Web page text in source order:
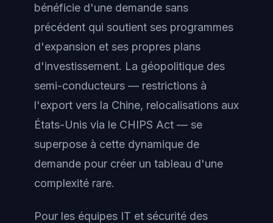
bénéficie d'une demande sans
précédent qui soutient ses programmes
d'expansion et ses propres plans
d'investissement. La géopolitique des
semi-conducteurs — restrictions à
l'export vers la Chine, relocalisations aux
États-Unis via le CHIPS Act — se
superpose à cette dynamique de
demande pour créer un tableau d'une
complexité rare.
Pour les équipes IT et sécurité des